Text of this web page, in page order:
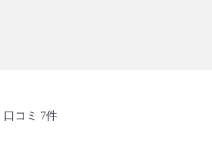
口コミ 7件